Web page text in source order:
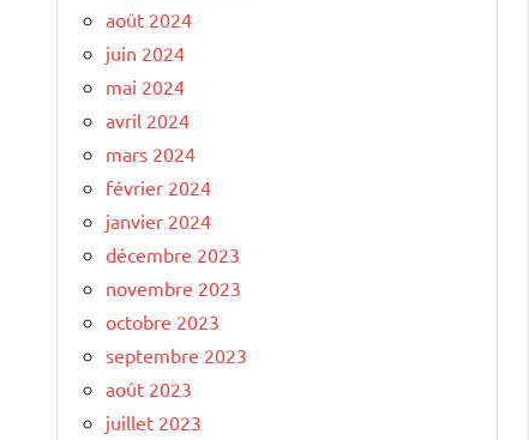
août 2024
juin 2024
mai 2024
avril 2024
mars 2024
février 2024
janvier 2024
décembre 2023
novembre 2023
octobre 2023
septembre 2023
août 2023
juillet 2023